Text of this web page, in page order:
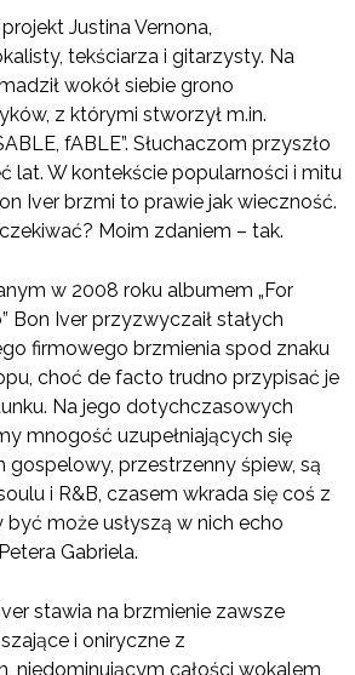
Justina Vernona,
tekściarza i gitarzysty. Na
wokół siebie grono
z którymi stworzył m.in.
fABLE”. Słuchaczom przyszło
lat. W kontekście popularności i mitu
Iver brzmi to prawie jak wieczność.
Moim zdaniem – tak.
w 2008 roku albumem „For
Bon Iver przyzwyczaił stałych
firmowego brzmienia spod znaku
choć de facto trudno przypisać je
Na jego dotychczasowych
mnogość uzupełniających się
gospelowy, przestrzenny śpiew, są
i R&B, czasem wkrada się coś z
może usłyszą w nich echo
Gabriela.
stawia na brzmienie zawsze
i oniryczne z
niedominującym całości wokalem,